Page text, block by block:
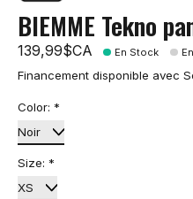
BIEMME Tekno
139,99$CA En Stock
Financement disponible avec
Color: *
Size: *